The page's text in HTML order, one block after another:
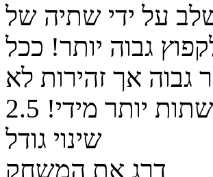
שלב על ידי שתיה של
גבוה יותר! ככל
גבוה אך זהירות לא
יותר מידי! 2.5
שינוי גודל
דרג את המשחק